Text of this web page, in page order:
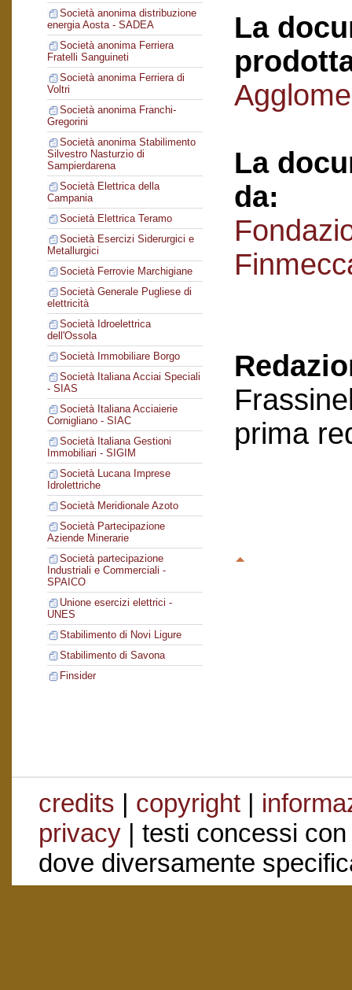
Società anonima distribuzione
energia Aosta - SADEA
Società anonima Ferriera
Fratelli Sanguineti
Società anonima Ferriera di
Voltri
Società anonima Franchi-
Gregorini
Società anonima Stabilimento
Silvestro Nasturzio di
Sampierdarena
Società Elettrica della
Campania
Società Elettrica Teramo
Società Esercizi Siderurgici e
Metallurgici
Società Ferrovie Marchigiane
Società Generale Pugliese di
elettricità
Società Idroelettrica
dell'Ossola
Società Immobiliare Borgo
Società Italiana Acciai Speciali
- SIAS
Società Italiana Acciaierie
Cornigliano - SIAC
Società Italiana Gestioni
Immobiliari - SIGIM
Società Lucana Imprese
Idrolettriche
Società Meridionale Azoto
Società Partecipazione
Aziende Minerarie
Società partecipazione
Industriali e Commerciali -
SPAICO
Unione esercizi elettrici -
UNES
Stabilimento di Novi Ligure
Stabilimento di Savona
Finsider
La
La
da:
prima
credits | copyright|
privacy| testi concessi
dove diversamente